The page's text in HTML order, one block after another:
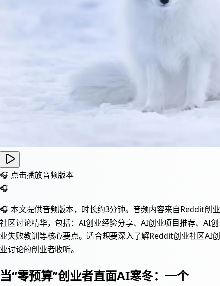
🎧 点击播放音频版本
🎧
🎧 本文提供音频版本，时长约3分钟。音频内容来自Reddit创业
社区讨论精华，包括：AI创业经验分享、AI创业项目推荐、AI创
业失败教训等核心要点。适合想要深入了解Reddit创业社区AI创
业讨论的创业者收听。
当“零预算”创业者直面AI寒冬：一个